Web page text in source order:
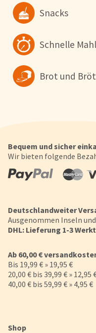
Snacks
Schnelle
Brot und
Bequem und sicher
Wir bieten folgende
Deutschlandweiter
Ausgenommen Inseln
DHL: Lieferung 1-3
Ab 60,00 €
Bis 19,99 € » 19,95 €
20,00 € bis 39,99 € » 12,95
40,00 € bis 59,99 € » 4,95 €
Shop
wollen. Weitere
Datenschutzerklärung
Konfigurieren